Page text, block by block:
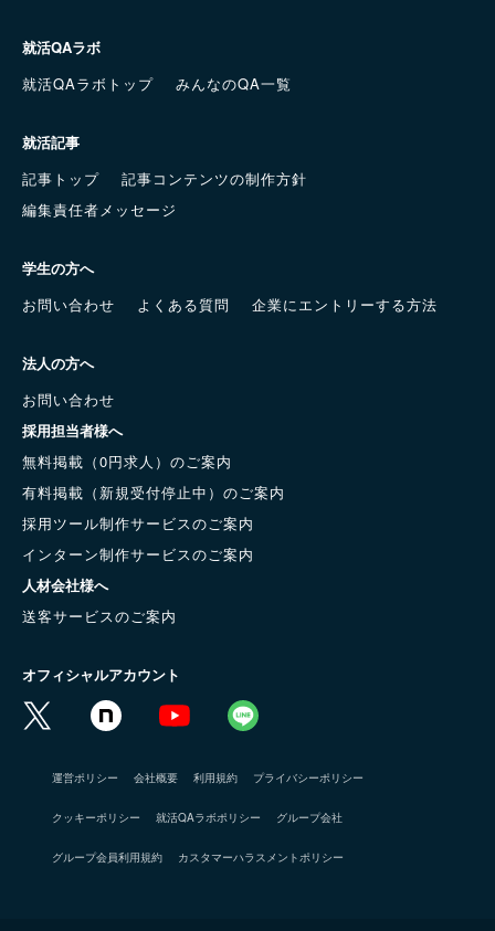
就活QAラボ
就活QAラボトップ
みんなのQA一覧
就活記事
記事トップ
記事コンテンツの制作方針
編集責任者メッセージ
学生の方へ
お問い合わせ
よくある質問 企業にエントリーする方法
法人の方へ
お問い合わせ
採用担当者様へ
無料掲載（0円求人）のご案内
有料掲載（新規受付停止中）のご案内
採用ツール制作サービスのご案内
インターン制作サービスのご案内
人材会社様へ
送客サービスのご案内
オフィシャルアカウント
運営ポリシー 会社概要 利用規約 プライバシーポリシー
クッキーポリシー 就活QAラボポリシー グループ会社
グループ会員利用規約 カスタマーハラスメントポリシー